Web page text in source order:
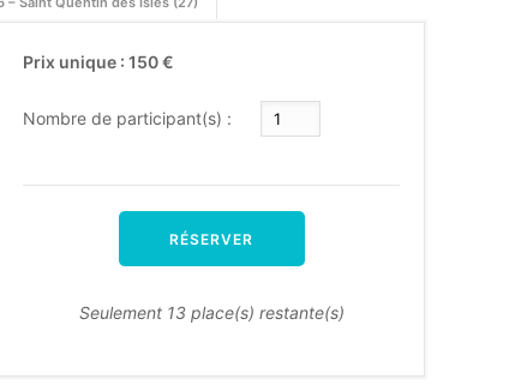
Prix unique : 150 €
Nombre de participant(s) :
RÉSERVER
Seulement 13 place(s) restante(s)